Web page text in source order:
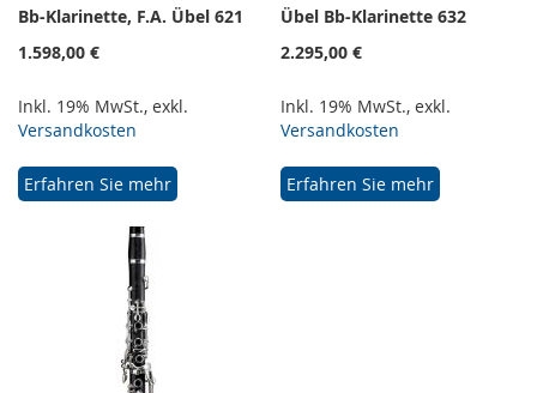
Bb-Klarinette, F.A. Übel 621
1.598,00 €
Inkl. 19% MwSt., exkl.
Versandkosten
Erfahren Sie mehr
Übel Bb-Klarinette 632
2.295,00 €
Inkl. 19% MwSt., exkl.
Versandkosten
Erfahren Sie mehr